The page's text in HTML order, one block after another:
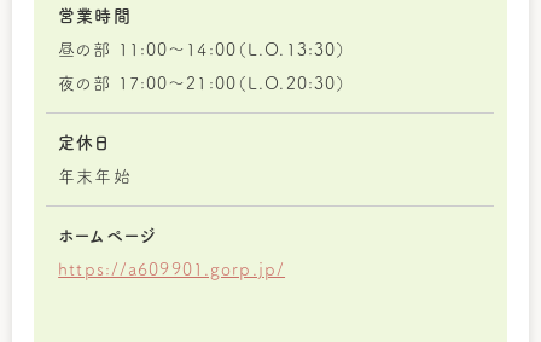
営業時間
昼の部 11:00～14:00（L.O.13:30）
夜の部 17:00～21:00（L.O.20:30）
定休日
年末年始
ホームページ
https://a609901.gorp.jp/